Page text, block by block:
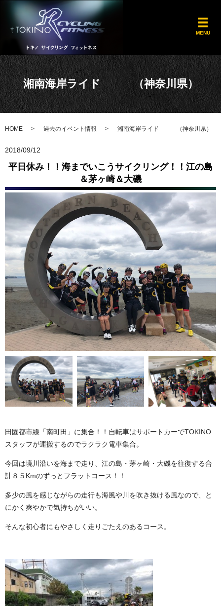
MENU
湘南海岸ライド （神奈川県）
HOME 過去のイベント情報 湘南海岸ライド （神奈川県）
2018/09/12
平日休み！！海までいこうサイクリング！！江の島
＆茅ヶ崎＆大磯
田園都市線「南町田」に集合！！自転車はサポートカーでTOKINO
スタッフが運搬するのでラクラク電車集合。
今回は境川沿いを海まで走り、江の島・茅ヶ崎・大磯を往復する合
計８５Kmのずっとフラットコース！！
多少の風を感じながらの走行も海風や川を吹き抜ける風なので、と
にかく爽やかで気持ちがいい。
そんな初心者にもやさしく走りごたえのあるコース。